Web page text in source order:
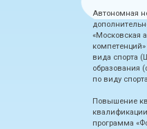
Автономная
«Московская
вида спорта
образования
по виду
Повышение
программа